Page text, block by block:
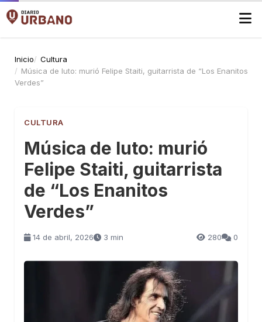
Inicio
Cultura
Música de luto: murió Felipe Staiti, guitarrista de “Los Enanitos
Verdes”
CULTURA
Música de luto: murió
Felipe Staiti, guitarrista
de “Los Enanitos
Verdes”
14 de abril, 2026 3 min 280 0